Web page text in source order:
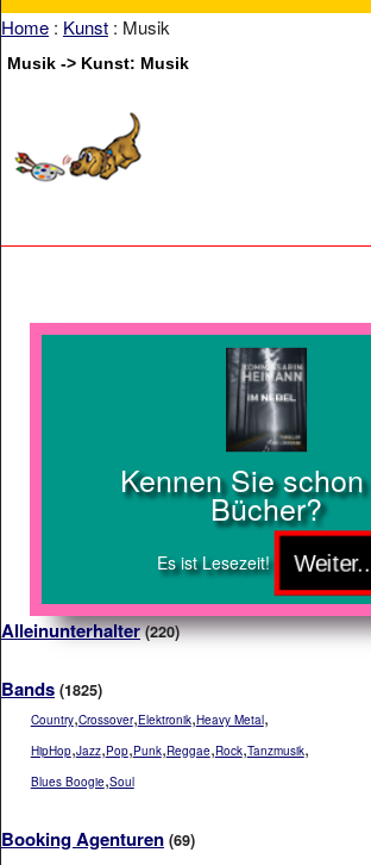
Home : Kunst : Musik
Musik -> Kunst: Musik
Kennen Sie
Bücher?
Es ist Lesezeit!
Alleinunterhalter (220)
Bands (1825)
Country,Crossover,Elektronik,Heavy Metal,
HipHop,Jazz,Pop,Punk,Reggae,Rock,Tanzmusik,
Blues Boogie,Soul
Booking Agenturen (69)